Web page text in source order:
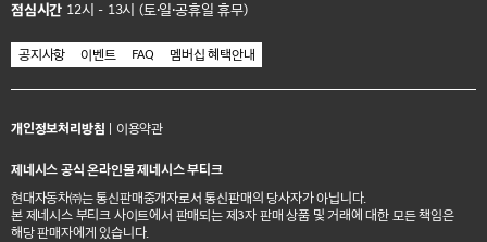
점심시간 12시 - 13시 (토·일·공휴일 휴무)
공지사항 이벤트 FAQ 멤버십 혜택안내
개인정보처리방침 이용약관
제네시스 공식 온라인몰 제네시스 부티크
현대자동차㈜는 통신판매중개자로서 통신판매의 당사자가 아닙니다.
본 제네시스 부티크 사이트에서 판매되는 제3자 판매 상품 및 거래에 대한 모든 책임은
해당 판매자에게 있습니다.